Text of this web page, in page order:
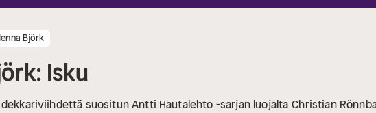
Björk
Isku
suositun Antti Hautalehto -sarjan luojalta Christian